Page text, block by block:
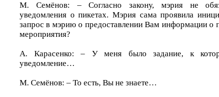
М. Семёнов: – Согласно закону, мэрия не
уведомления о пикетах. Мэрия сама проявила
запрос в мэрию о предоставлении Вам информации о
мероприятия?
А. Карасенко: – У меня было задание, к
уведомление…
М. Семёнов: – То есть, Вы не знаете…